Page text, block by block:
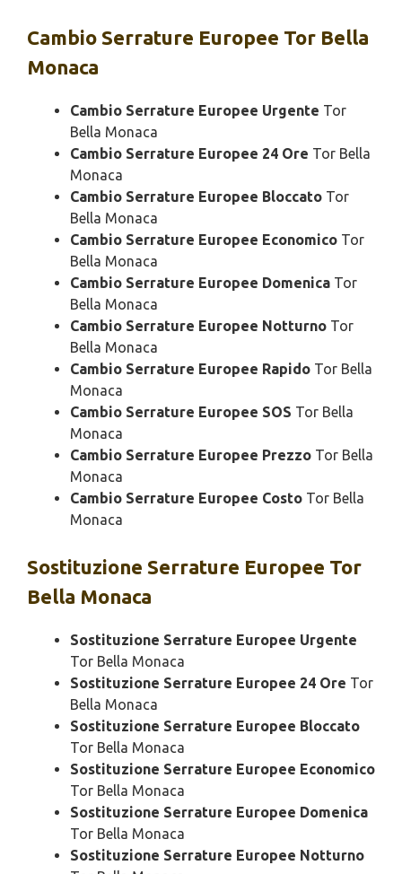
Cambio Serrature Europee Tor Bella
Monaca
Cambio Serrature Europee Urgente Tor
Bella Monaca
Cambio Serrature Europee 24 Ore Tor Bella
Monaca
Cambio Serrature Europee Bloccato Tor
Bella Monaca
Cambio Serrature Europee Economico Tor
Bella Monaca
Cambio Serrature Europee Domenica Tor
Bella Monaca
Cambio Serrature Europee Notturno Tor
Bella Monaca
Cambio Serrature Europee Rapido Tor Bella
Monaca
Cambio Serrature Europee SOS Tor Bella
Monaca
Cambio Serrature Europee Prezzo Tor Bella
Monaca
Cambio Serrature Europee Costo Tor Bella
Monaca
Sostituzione Serrature Europee Tor
Bella Monaca
Sostituzione Serrature Europee Urgente
Tor Bella Monaca
Sostituzione Serrature Europee 24 Ore Tor
Bella Monaca
Sostituzione Serrature Europee Bloccato
Tor Bella Monaca
Sostituzione Serrature Europee Economico
Tor Bella Monaca
Sostituzione Serrature Europee Domenica
Tor Bella Monaca
Sostituzione Serrature Europee Notturno